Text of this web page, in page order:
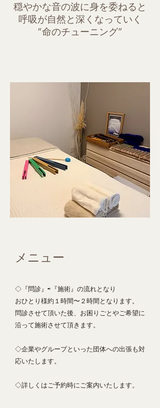
穏やかな音の波に身を委ねると​
呼吸が自然と深くなっていく
​”命のチューニング”
メニュー
◇『問診』⇨『施術』の流れとなり
おひとり様約１時間〜２時間となります。
問診させて頂いた後、 お困りごとやご希望に
沿って施術させて頂きます。
◇企業やグループといった団体への出張も対
応いたします。
◇詳しくはご予約時にご案内いたします。